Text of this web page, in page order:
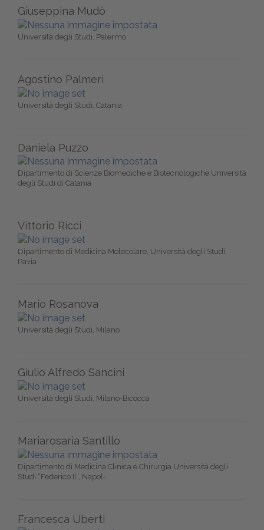
Giuseppina Mudò
Università degli Studi, Palermo
Agostino Palmeri
Università degli Studi, Catania
Daniela Puzzo
Dipartimento di Scienze Biomediche e Biotecnologiche Università
degli Studi di Catania
Vittorio Ricci
Dipartimento di Medicina Molecolare, Università degli Studi,
Pavia
Mario Rosanova
Università degli Studi, Milano
Giulio Alfredo Sancini
Università degli Studi, Milano-Bicocca
Mariarosaria Santillo
Dipartimento di Medicina Clinica e Chirurgia Università degli
Studi “Federico II”, Napoli
Francesca Uberti